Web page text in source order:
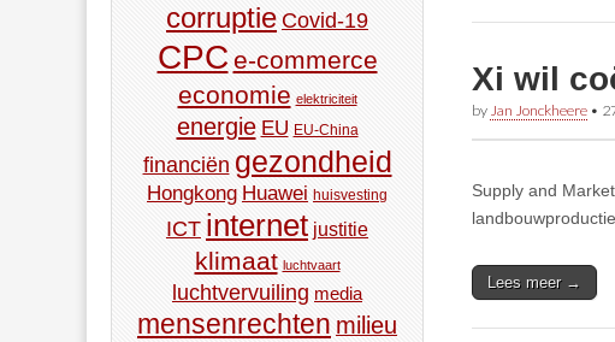
Xi wil
by Jan Jonckheere •
Supply and
Lees meer →
corruptie Covid-19
CPC e-commerce
economie elektriciteit
energie EU EU-China
financiën gezondheid
Hongkong Huawei huisvesting
ICT internet justitie
klimaat luchtvaart
luchtvervuiling media
mensenrechten milieu